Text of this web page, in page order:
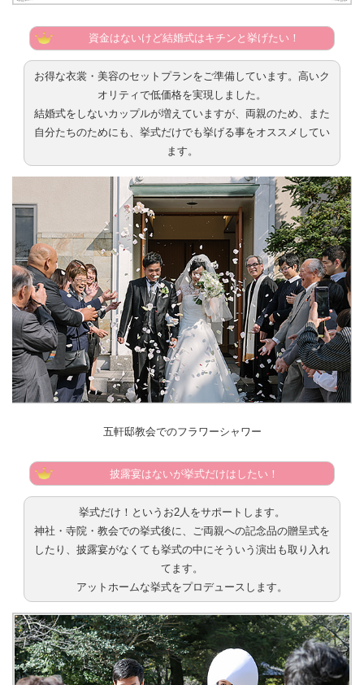
資金はないけど結婚式はキチンと挙げたい！
お得な衣裳・美容のセットプランをご準備しています。高いク
オリティで低価格を実現しました。
結婚式をしないカップルが増えていますが、両親のため、また
自分たちのためにも、挙式だけでも挙げる事をオススメしてい
ます。
五軒邸教会でのフラワーシャワー
披露宴はないが挙式だけはしたい！
挙式だけ！というお2人をサポートします。
神社・寺院・教会での挙式後に、ご両親への記念品の贈呈式を
したり、披露宴がなくても挙式の中にそういう演出も取り入れ
てます。
アットホームな挙式をプロデュースします。